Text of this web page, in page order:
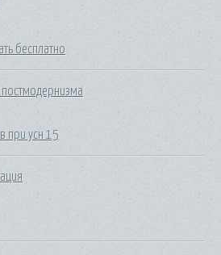
бесплатно
постмодернизма
при усн 15